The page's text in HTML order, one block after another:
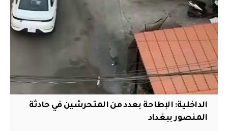
الداخلية: الإطاحة بعدد من المتحرشين في حادثة
المنصور ببغداد